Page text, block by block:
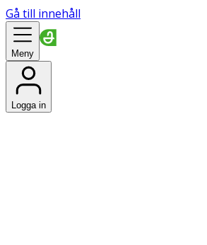
Gå till innehåll
Meny
Logga in